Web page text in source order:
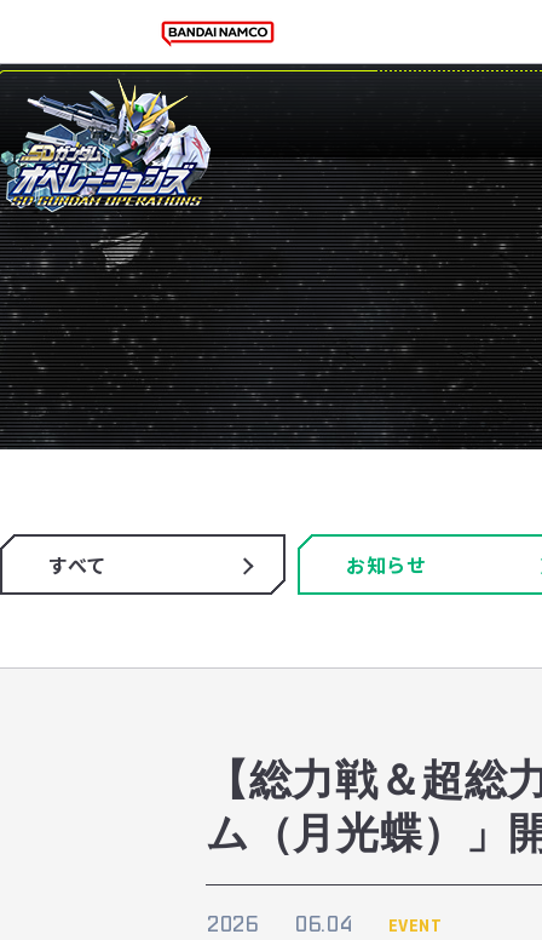
すべて お知らせ
【総力戦＆超
ム（月光蝶）」
2026 06.04 EVENT